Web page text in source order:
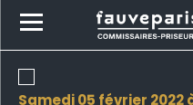
samedi 05 février 2022